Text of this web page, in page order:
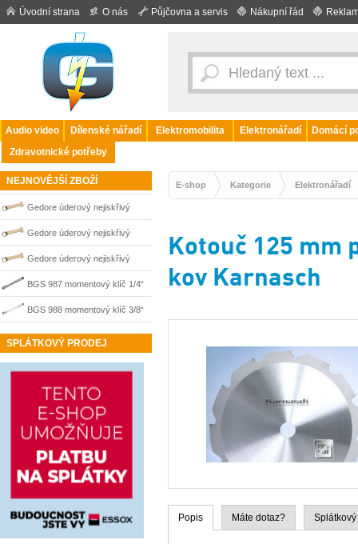
Úvodní strana O nás Půjčovna a servis Nákupní řád
Audio video Dílenské nářadí Elektromobilita Elektronářadí
Domácí
Zdravotnické potřeby
NEJNOVĚJŠÍ ZBOŽÍ
Gedore úderový nejiskřivý
plochý klíč vyhnutý 60 mm
0100258S
Gedore úderový nejiskřivý
plochý klíč vyhnutý 41 mm
0100254S
Gedore úderový nejiskřivý
plochý klíč vyhnutý 65 mm
0100259S
BGS 987 momentový klíč 1/4“
2–24 Nm
BGS 988 momentový klíč 3/8“
19–110 Nm
SPLÁTKOVÝ PRODEJ
E-shop Kategorie Elektronářadí
Kotouč 125 mm
kov Karnasch
Popis Máte dotaz?